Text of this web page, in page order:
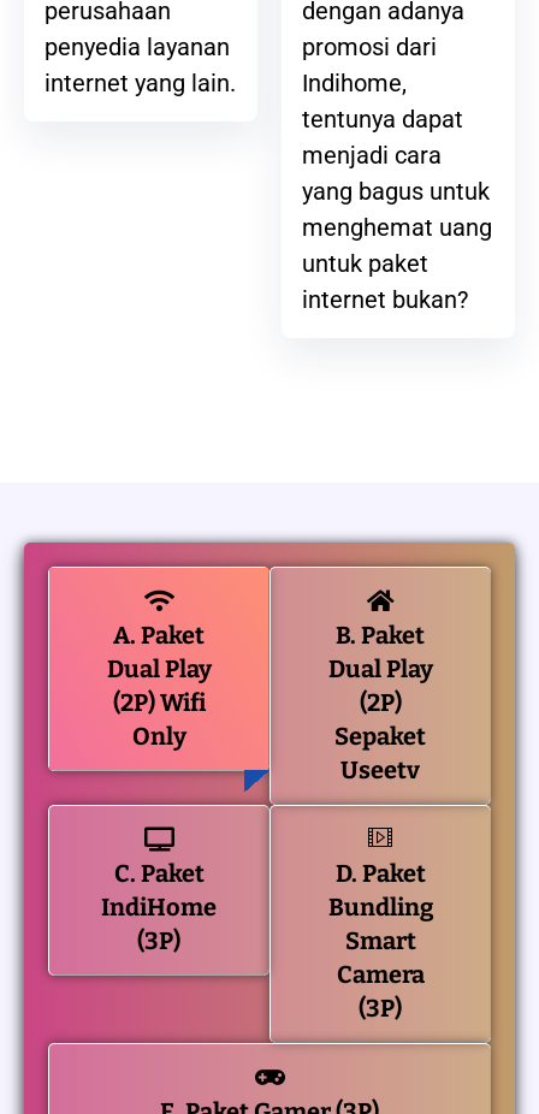
perusahaan
penyedia layanan
internet yang lain.
dengan adanya
promosi dari
Indihome,
tentunya dapat
menjadi cara
yang bagus untuk
menghemat uang
untuk paket
internet bukan?
A. Paket
Dual Play
(2P) Wifi
Only
B. Paket
Dual Play
(2P)
Sepaket
Useetv
C. Paket
IndiHome
(3P)
D. Paket
Bundling
Smart
Camera
(3P)